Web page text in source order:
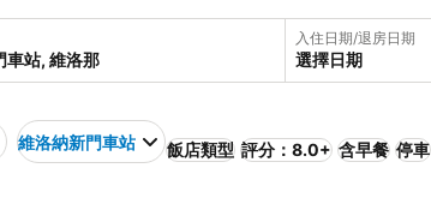
入住日期/退房日期
選擇日期
維洛納新門車站 飯店類型 評分：8.0+ 含早餐 停車